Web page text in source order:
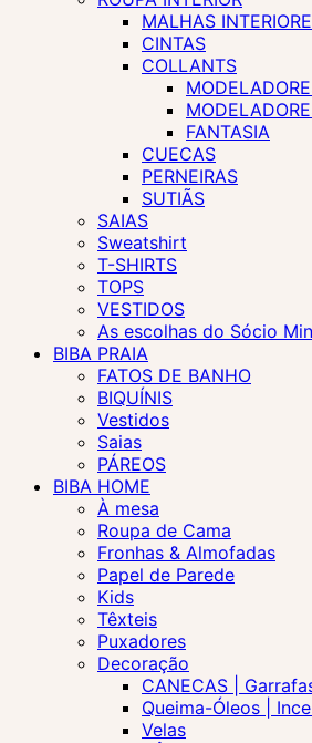
MALHAS
CINTAS
COLLANTS
FANTASIA
CUECAS
PERNEIRAS
SUTIÃS
SAIAS
Sweatshirt
T-SHIRTS
TOPS
VESTIDOS
As escolhas do Sócio
BIBA PRAIA
FATOS DE BANHO
BIQUÍNIS
Vestidos
Saias
PÁREOS
BIBA HOME
À mesa
Roupa de Cama
Fronhas & Almofadas
Papel de Parede
Kids
Têxteis
Puxadores
Decoração
CANECAS |
Queima-Óleos |
Velas